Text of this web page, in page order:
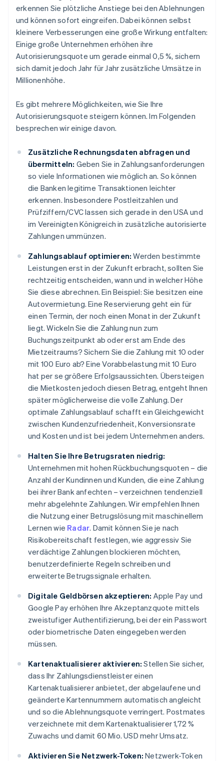
erkennen Sie plötzliche Anstiege bei den Ablehnungen
und können sofort eingreifen. Dabei können selbst
kleinere Verbesserungen eine große Wirkung entfalten:
Einige große Unternehmen erhöhen ihre
Autorisierungsquote um gerade einmal 0,5 %, sichern
sich damit jedoch Jahr für Jahr zusätzliche Umsätze in
Millionenhöhe.
Es gibt mehrere Möglichkeiten, wie Sie Ihre
Autorisierungsquote steigern können. Im Folgenden
besprechen wir einige davon.
Zusätzliche Rechnungsdaten abfragen und
übermitteln: Geben Sie in Zahlungsanforderungen
so viele Informationen wie möglich an. So können
die Banken legitime Transaktionen leichter
erkennen. Insbesondere Postleitzahlen und
Prüfziffern/CVC lassen sich gerade in den USA und
im Vereinigten Königreich in zusätzliche autorisierte
Zahlungen ummünzen.
Zahlungsablauf optimieren: Werden bestimmte
Leistungen erst in der Zukunft erbracht, sollten Sie
rechtzeitig entscheiden, wann und in welcher Höhe
Sie diese abrechnen. Ein Beispiel: Sie besitzen eine
Autovermietung. Eine Reservierung geht ein für
einen Termin, der noch einen Monat in der Zukunft
liegt. Wickeln Sie die Zahlung nun zum
Buchungszeitpunkt ab oder erst am Ende des
Mietzeitraums? Sichern Sie die Zahlung mit 10 oder
mit 100 Euro ab? Eine Vorabbelastung mit 10 Euro
hat per se größere Erfolgsaussichten. Übersteigen
die Mietkosten jedoch diesen Betrag, entgeht Ihnen
später möglicherweise die volle Zahlung. Der
optimale Zahlungsablauf schafft ein Gleichgewicht
zwischen Kundenzufriedenheit, Konversionsrate
und Kosten und ist bei jedem Unternehmen anders.
Halten Sie Ihre Betrugsraten niedrig:
Unternehmen mit hohen Rückbuchungsquoten – die
Anzahl der Kundinnen und Kunden, die eine Zahlung
bei ihrer Bank anfechten – verzeichnen tendenziell
mehr abgelehnte Zahlungen. Wir empfehlen Ihnen
die Nutzung einer Betrugslösung mit maschinellem
Lernen wie Radar. Damit können Sie je nach
Risikobereitschaft festlegen, wie aggressiv Sie
verdächtige Zahlungen blockieren möchten,
benutzerdefinierte Regeln schreiben und
erweiterte Betrugssignale erhalten.
Digitale Geldbörsen akzeptieren: Apple Pay und
Google Pay erhöhen Ihre Akzeptanzquote mittels
zweistufiger Authentifizierung, bei der ein Passwort
oder biometrische Daten eingegeben werden
müssen.
Kartenaktualisierer aktivieren: Stellen Sie sicher,
dass Ihr Zahlungsdienstleister einen
Kartenaktualisierer anbietet, der abgelaufene und
geänderte Kartennummern automatisch angleicht
und so die Ablehnungsquote verringert. Postmates
verzeichnete mit dem Kartenaktualisierer 1,72 %
Zuwachs und damit 60 Mio. USD mehr Umsatz.
Aktivieren Sie Netzwerk-Token: Netzwerk-Token